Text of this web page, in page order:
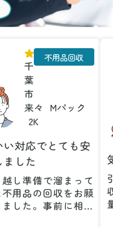
千
葉
市
来々
Mパック
2K
不用品回収
い対応でとても安
した
し準備で溜まって
用品の回収をお願
した。事前に相談